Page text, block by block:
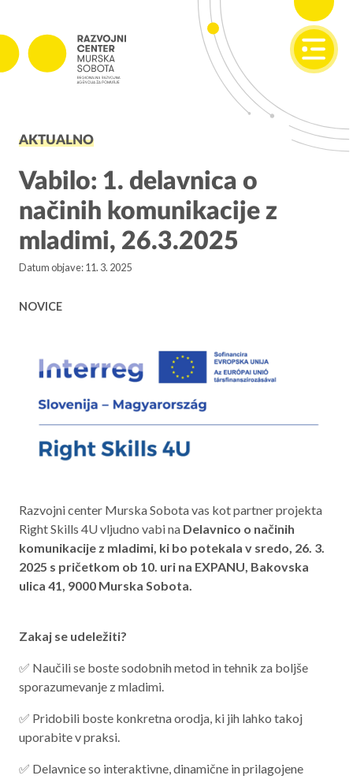
Projekti v izvajanju
Zaključeni projekti
PODJETNIŠTVO
SPOT
Invest Pomurje
PONI
Aktualno programsko obdobje 2021 – 2027
Obmejna problemska območja
NAŠE STORITVE
REGIJA
STIK
AKTUALNO
RAZPISI
AKTUALNO
Vabilo: 1. delavnica o
načinih komunikacije z
mladimi, 26.3.2025
Datum objave: 11. 3. 2025
NOVICE
Razvojni center Murska Sobota vas kot partner projekta
Right Skills 4U vljudno vabi na Delavnico o načinih
komunikacije z mladimi, ki bo potekala v sredo, 26. 3.
2025 s pričetkom ob 10. uri na EXPANU, Bakovska
ulica 41, 9000 Murska Sobota.
Zakaj se udeležiti?
✅ Naučili se boste sodobnih metod in tehnik za boljše
sporazumevanje z mladimi.
✅ Pridobili boste konkretna orodja, ki jih lahko takoj
uporabite v praksi.
✅ Delavnice so interaktivne, dinamične in prilagojene